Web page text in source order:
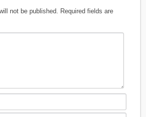
not be published.
Required fields are